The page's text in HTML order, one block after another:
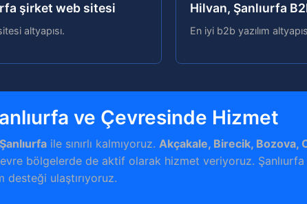
şirket web sitesi
altyapısı.
Hilvan, Şanlıurfa
En iyi b2b yazılım
ve Çevresinde Hizmet
ile sınırlı kalmıyoruz.Akçakale, Birecik, Bozova,
bölgelerde de aktif olarak hizmet veriyoruz. Şanlıurfa
desteği ulaştırıyoruz.